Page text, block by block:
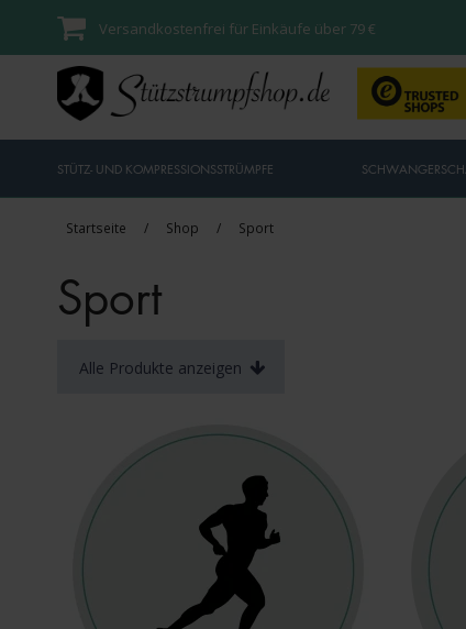
Versandkostenfrei für Einkäufe über 79 €
STÜTZ- UND KOMPRESSIONSSTRÜMPFE
Startseite / Shop / Sport
Sport
Alle Produkte anzeigen